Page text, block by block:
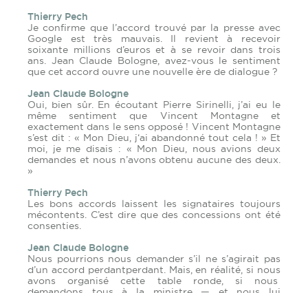
Thierry Pech
Je confirme que l’accord trouvé par la presse avec
Google est très mauvais. Il revient à recevoir
soixante millions d’euros et à se revoir dans trois
ans. Jean Claude Bologne, avez-vous le sentiment
que cet accord ouvre une nouvelle ère de dialogue ?
Jean Claude Bologne
Oui, bien sûr. En écoutant Pierre Sirinelli, j’ai eu le
même sentiment que Vincent Montagne et
exactement dans le sens opposé ! Vincent Montagne
s’est dit : « Mon Dieu, j‘ai abandonné tout cela ! » Et
moi, je me disais : « Mon Dieu, nous avions deux
demandes et nous n’avons obtenu aucune des deux.
»
Thierry Pech
Les bons accords laissent les signataires toujours
mécontents. C’est dire que des concessions ont été
consenties.
Jean Claude Bologne
Nous pourrions nous demander s’il ne s’agirait pas
d’un accord perdantperdant. Mais, en réalité, si nous
avons organisé cette table ronde, si nous